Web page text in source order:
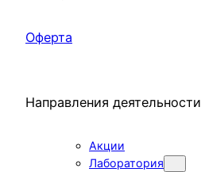
Оферта
Направления деятельности
Акции
Лаборатория